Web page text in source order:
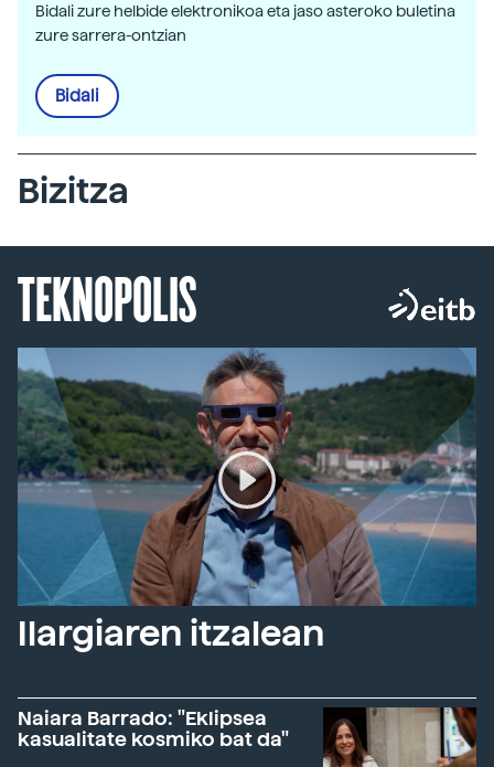
Bidali zure helbide elektronikoa eta jaso asteroko buletina
zure sarrera-ontzian
Bidali
Bizitza
TEKNOPOLIS
Ilargiaren itzalean
Naiara Barrado: "Eklipsea
kasualitate kosmiko bat da"